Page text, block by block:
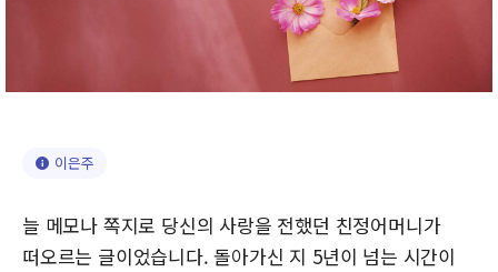
이은주
늘 메모나 쪽지로 당신의 사랑을 전했던 친정어머니가
떠오르는 글이었습니다. 돌아가신 지 5년이 넘는 시간이